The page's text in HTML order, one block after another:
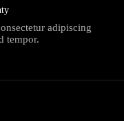
adipiscing
tempor.